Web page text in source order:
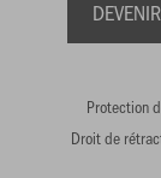
Protection
Droit de